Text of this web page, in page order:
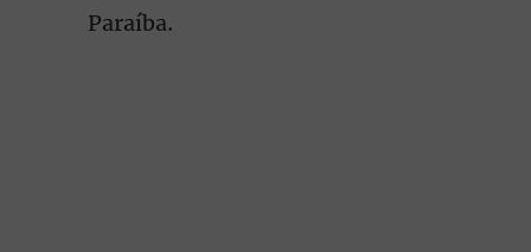
Paraíba.